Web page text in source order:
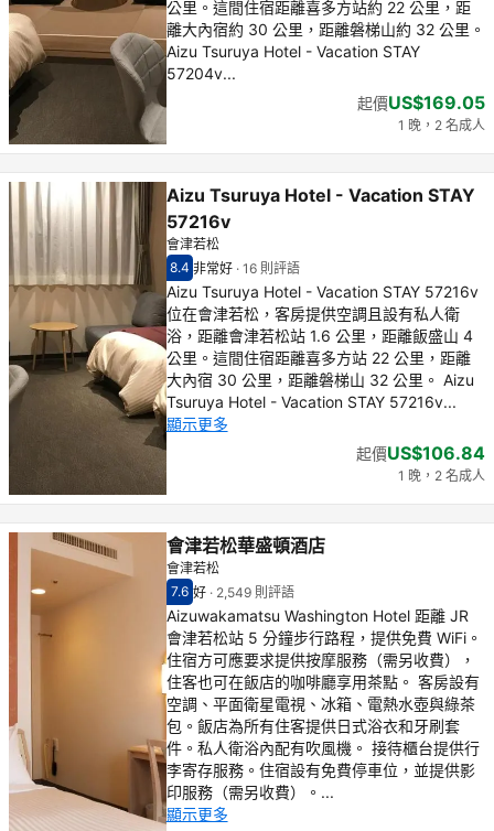
公里。這間住宿距離喜多方站約 22 公里，距
離大內宿約 30 公里，距離磐梯山約 32 公里。
Aizu Tsuruya Hotel - Vacation STAY
57204v...
起價US$169.05
1 晚，2 名成人
Aizu Tsuruya Hotel - Vacation STAY
57216v
會津若松
住客評分（滿分 10 分） 8.4
8.4
非常好 - 之前住客的感想, 16 則評語
非常好· 16 則評語
Aizu Tsuruya Hotel - Vacation STAY 57216v
位在會津若松，客房提供空調且設有私人衛
浴，距離會津若松站 1.6 公里，距離飯盛山 4
公里。這間住宿距離喜多方站 22 公里，距離
大內宿 30 公里，距離磐梯山 32 公里。 Aizu
Tsuruya Hotel - Vacation STAY 57216v...
顯示更多
起價US$106.84
1 晚，2 名成人
會津若松華盛頓酒店
會津若松
住客評分（滿分 10 分） 7.6
7.6
好 - 之前住客的感想, 2,549 則評語
好· 2,549 則評語
Aizuwakamatsu Washington Hotel 距離 JR
會津若松站 5 分鐘步行路程，提供免費 WiFi。
住宿方可應要求提供按摩服務（需另收費），
住客也可在飯店的咖啡廳享用茶點。 客房設有
空調、平面衛星電視、冰箱、電熱水壺與綠茶
包。飯店為所有住客提供日式浴衣和牙刷套
件。私人衛浴內配有吹風機。 接待櫃台提供行
李寄存服務。住宿設有免費停車位，並提供影
印服務（需另收費）。...
顯示更多